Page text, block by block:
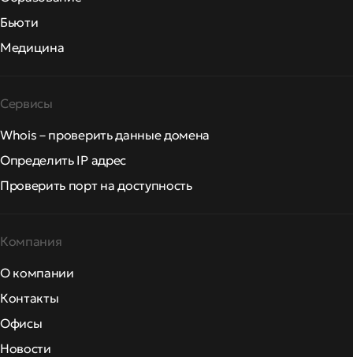
Бьюти
Медицина
Сервисы
Whois – проверить данные домена
Определить IP адрес
Проверить порт на доступность
Компания
О компании
Контакты
Офисы
Новости